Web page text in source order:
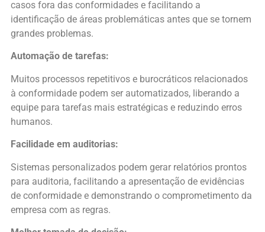
casos fora das conformidades e facilitando a
identificação de áreas problemáticas antes que se tornem
grandes problemas.
Automação de tarefas:
Muitos processos repetitivos e burocráticos relacionados
à conformidade podem ser automatizados, liberando a
equipe para tarefas mais estratégicas e reduzindo erros
humanos.
Facilidade em auditorias:
Sistemas personalizados podem gerar relatórios prontos
para auditoria, facilitando a apresentação de evidências
de conformidade e demonstrando o comprometimento da
empresa com as regras.